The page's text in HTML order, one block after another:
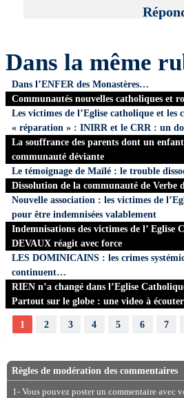
Dans la même
Dans l’ENFER des Monastères…
Communautés nouvelles catholiques et
Les victimes de l’Eglise catholique et les
« réparation » : INIRR et le CRR : un
La souffrance des parents dont un
communauté déviante
Le témoignage de Maïlé : le trouble
Dissolution de la communauté de Verbe
Nouvelle association : les victimes de
pour être indemnisées valablement
Indemnisations des victimes de l’ Eglise
DEVAUX réagit avec force
LES DOMINICAINS : les crimes
continuent…
RIEN n’a changé dans l’Eglise
Partout sur le globe : une video à
1 2 3 4 5 6 7
Règles de modération des commentaires
1- Vous pouvez poster un commentaire avec